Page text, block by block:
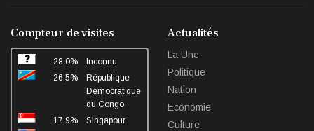
conseil d’administration du Cadastre minier, fait l’objet d’un...
Mai 13, 2026
Compteur de visites
28,0%
Inconnu
26,5%
République
Démocratique
du Congo
17,9%
Singapour
Actualités
La Une
Politique
Nation
Economie
Culture